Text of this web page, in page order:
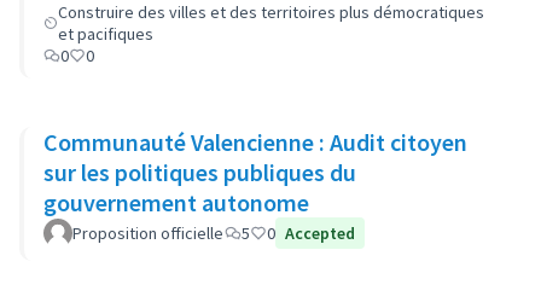
Construire des villes et des territoires plus démocratiques
et pacifiques
0
0
Communauté Valencienne : Audit citoyen
sur les politiques publiques du
gouvernement autonome
Proposition officielle 5 0 Accepted